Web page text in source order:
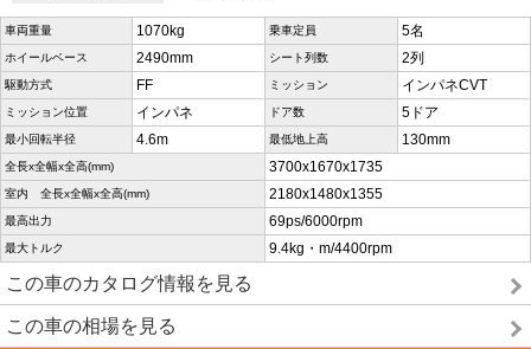
車両重量 1070kg 乗車定員 5名
ホイールベース 2490mm シート列数 2列
駆動方式 FF ミッション インパネCVT
ミッション位置 インパネ ドア数 5ドア
最小回転半径 4.6m 最低地上高 130mm
全長x全幅x全高(mm) 3700x1670x1735
室内 全長x全幅x全高(mm) 2180x1480x1355
最高出力 69ps/6000rpm
最大トルク 9.4kg・m/4400rpm
この車のカタログ情報を見る
この車の相場を見る